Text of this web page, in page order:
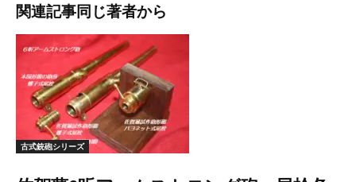
関連記事同じ著者から
古式銃砲シリーズ